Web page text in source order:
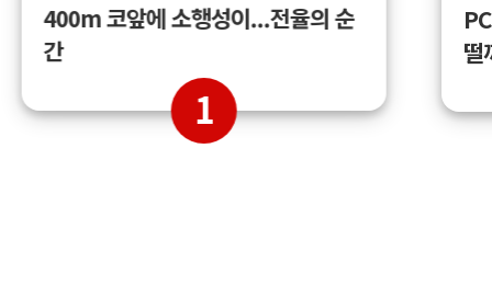
400m 코앞에 소행성이...전율의 순
간
1
떨